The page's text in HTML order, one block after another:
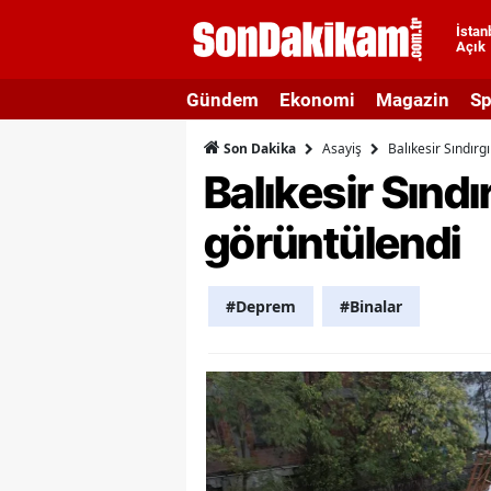
Açık
Gündem Ekonomi Magazin
Son Dakika Asayiş Balıkesir
Balıkesir
görüntülendi
#Deprem #Binalar